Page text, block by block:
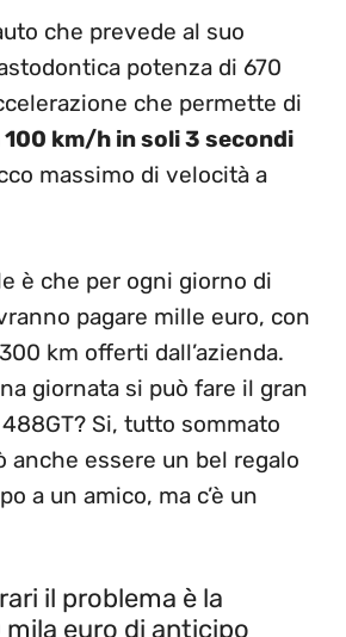
che prevede al suo
potenza di 670
che permette di
100 km/h in soli 3 secondi
massimo di velocità a
è che per ogni giorno di
pagare mille euro, con
km offerti dall’azienda.
giornata si può fare il gran
Si, tutto sommato
anche essere un bel regalo
a un amico, ma c’è un
il problema è la
euro di anticipo